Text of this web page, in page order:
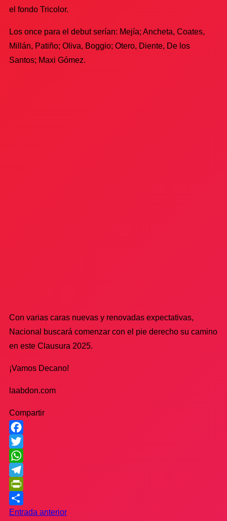
el fondo Tricolor.
Los once para el debut serían: Mejía; Ancheta, Coates,
Millán, Patiño; Oliva, Boggio; Otero, Diente, De los
Santos; Maxi Gómez.
Con varias caras nuevas y renovadas expectativas,
Nacional buscará comenzar con el pie derecho su camino
en este Clausura 2025.
¡Vamos Decano!
laabdon.com
Compartir
Facebook
Twitter
WhatsApp
Telegram
PrintFriendly
Compartir
Entrada anterior